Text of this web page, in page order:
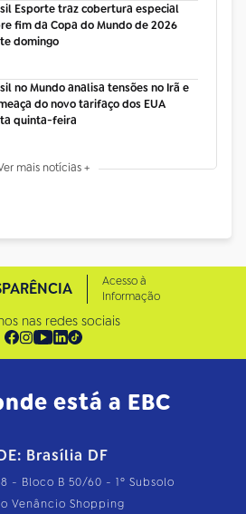
Esporte traz cobertura especial
fim da Copa do Mundo de 2026
domingo
no Mundo analisa tensões no Irã e
do novo tarifaço dos EUA
quinta-feira
mais notícias +
Acesso à
Informação
nas redes sociais
está a EBC
Brasília DF
- Bloco B 50/60 - 1º Subsolo
Venâncio Shopping